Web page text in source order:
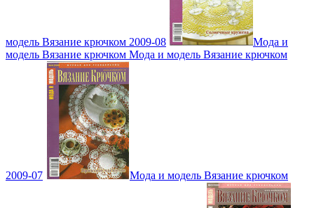
модель Вязание крючком 2009-08
Мода и
модель Вязание крючком Мода и модель Вязание крючком
2009-07 Мода и модель Вязание крючком